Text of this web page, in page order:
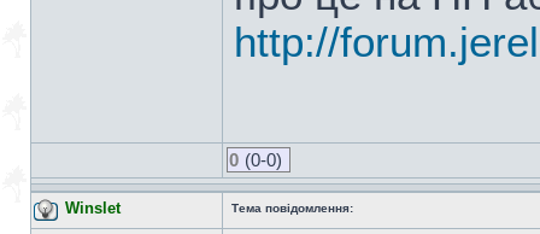
http://
0 (0-0)
Winslet Тема повідомлення: